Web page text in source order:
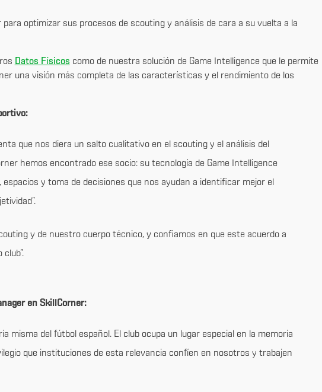
optimizar sus procesos de scouting y análisis de cara a su vuelta a la
Datos Físicos como de nuestra solución de Game Intelligence que le permite
una visión más completa de las características y el rendimiento de los
que nos diera un salto cualitativo en el scouting y el análisis del
hemos encontrado ese socio: su tecnología de Game Intelligence
y toma de decisiones que nos ayudan a identificar mejor el
y de nuestro cuerpo técnico, y confiamos en que este acuerdo a
en SkillCorner:
misma del fútbol español. El club ocupa un lugar especial en la memoria
que instituciones de esta relevancia confíen en nosotros y trabajen